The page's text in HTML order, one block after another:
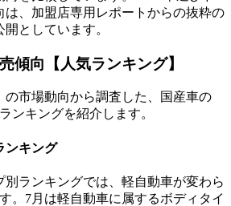
は、加盟店専用レポートからの抜粋の
としています。
傾向【人気ランキング】
の市場動向から調査した、国産車の
ンキングを紹介します。
ンキング
別ランキングでは、軽自動車が変わら
。7月は軽自動車に属するボディタイ